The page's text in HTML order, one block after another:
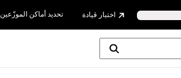
تحديد أماكن الموزّعين اختبار قيادة